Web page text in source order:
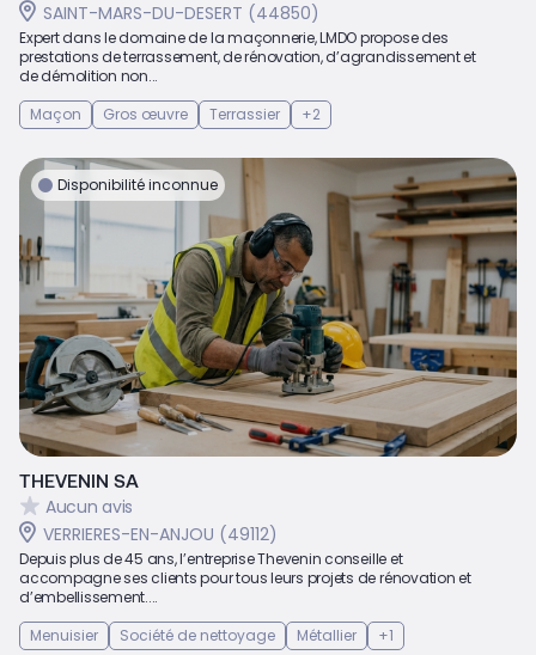
SAINT-MARS-DU-DESERT (44850)
Expert dans le domaine de la maçonnerie, LMDO propose des
prestations de terrassement, de rénovation, d’agrandissement et
de démolition non...
Maçon
Gros œuvre Terrassier +2
Disponibilité inconnue
THEVENIN SA
Aucun avis
VERRIERES-EN-ANJOU (49112)
Depuis plus de 45 ans, l’entreprise Thevenin conseille et
accompagne ses clients pour tous leurs projets de rénovation et
d’embellissement....
Menuisier
Société de nettoyage Métallier +1